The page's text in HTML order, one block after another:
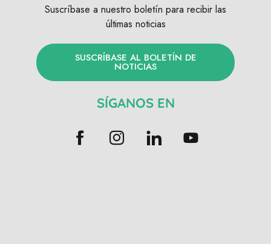
Suscríbase a nuestro boletín para recibir las
últimas noticias
SUSCRÍBASE AL BOLETÍN DE
NOTICIAS
SÍGANOS EN